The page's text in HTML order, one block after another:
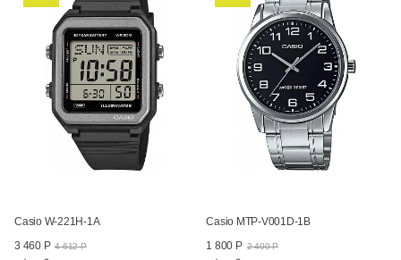
Casio W-221H-1A
3 460 Р 4 612 Р
Casio MTP-V001D-1B
1 800 Р 2 400 Р